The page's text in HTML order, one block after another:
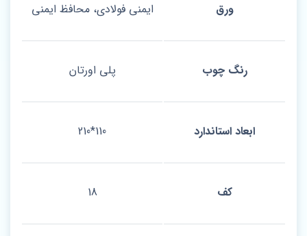
ورق ایمنی فولادی، محافظ ایمنی
رنگ چوب پلی اورتان
ابعاد استاندارد 110*210
کف 18